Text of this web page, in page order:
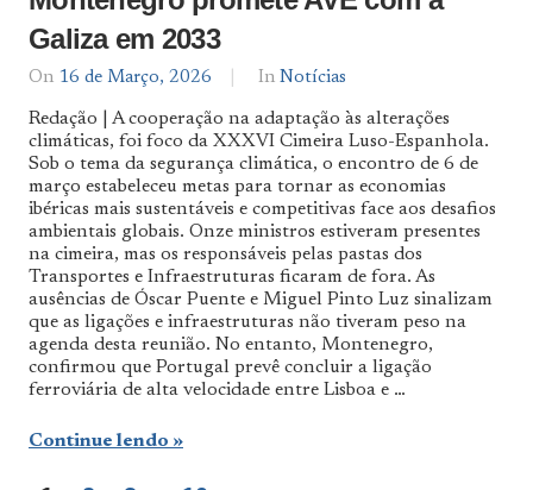
Galiza em 2033
On 16 de Março, 2026
By
De
Norte
a
Sul
In Notícias
Redação | A cooperação na adaptação às alterações
climáticas, foi foco da XXXVI Cimeira Luso-Espanhola.
Sob o tema da segurança climática, o encontro de 6 de
março estabeleceu metas para tornar as economias
ibéricas mais sustentáveis e competitivas face aos desafios
ambientais globais. Onze ministros estiveram presentes
na cimeira, mas os responsáveis pelas pastas dos
Transportes e Infraestruturas ficaram de fora. As
ausências de Óscar Puente e Miguel Pinto Luz sinalizam
que as ligações e infraestruturas não tiveram peso na
agenda desta reunião. No entanto, Montenegro,
confirmou que Portugal prevê concluir a ligação
ferroviária de alta velocidade entre Lisboa e …
Continue lendo